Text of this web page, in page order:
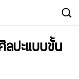
ปะแบบขั้น